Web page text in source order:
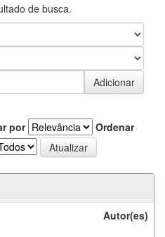
de busca.
por
Ordenar
Autor(es)